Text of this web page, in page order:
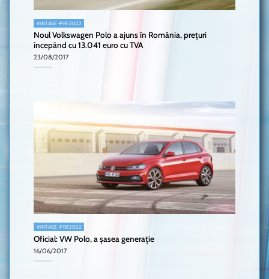
VINTAGE-PRE2022
Noul Volkswagen Polo a ajuns în România, prețuri
începând cu 13.041 euro cu TVA
23/08/2017
VINTAGE-PRE2022
Oficial: VW Polo, a șasea generație
16/06/2017